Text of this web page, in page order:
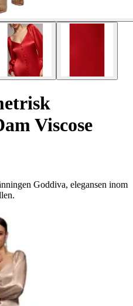
Viscose
Goddiva, elegansen inom